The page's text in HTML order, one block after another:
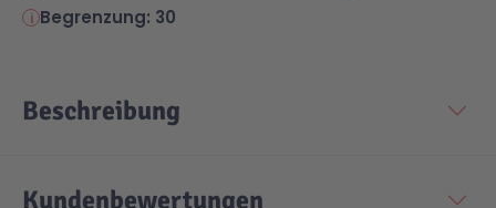
Begrenzung: 30
Beschreibung
Kundenbewertungen